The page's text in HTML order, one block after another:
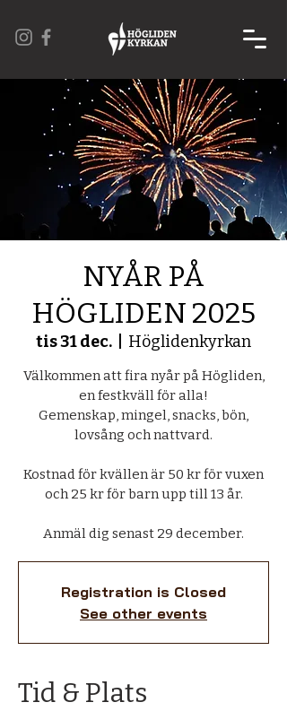
NYÅR PÅ
HÖGLIDEN 2025
tis 31 dec. Höglidenkyrkan
Välkommen att fira nyår på Högliden,
en festkväll för alla!
Gemenskap, mingel, snacks, bön,
lovsång och nattvard.
Kostnad för kvällen är 50 kr för vuxen
och 25 kr för barn upp till 13 år.
Anmäl dig senast 29 december.
Registration is Closed
See other events
Tid & Plats